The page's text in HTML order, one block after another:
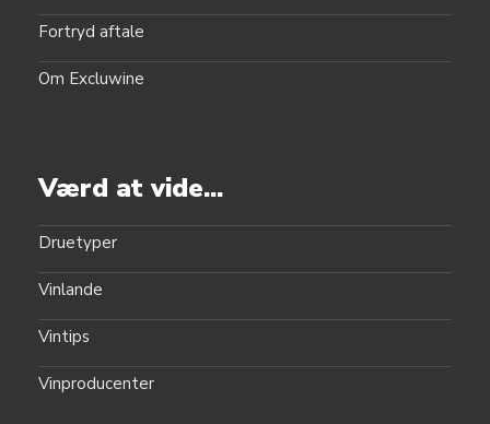
Fortryd aftale
Om Excluwine
Værd at vide...
Druetyper
Vinlande
Vintips
Vinproducenter